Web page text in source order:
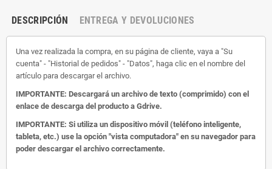
DESCRIPCIÓN ENTREGA Y DEVOLUCIONES
Una vez realizada la compra, en su página de cliente, vaya a "Su
cuenta" - "Historial de pedidos" - "Datos", haga clic en el nombre del
artículo para descargar el archivo.
IMPORTANTE: Descargará un archivo de texto (comprimido) con el
enlace de descarga del producto a Gdrive.
IMPORTANTE: Si utiliza un dispositivo móvil (teléfono inteligente,
tableta, etc.) use la opción "vista computadora" en su navegador para
poder descargar el archivo correctamente.